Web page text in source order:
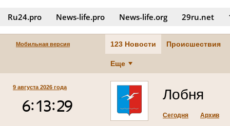
Ru24.pro News‑life.pro News‑life.org 29ru.net
Мобильная версия 123 Новости Происшествия
Еще
9 августа 2026 года Лобня
Сегодня Архив